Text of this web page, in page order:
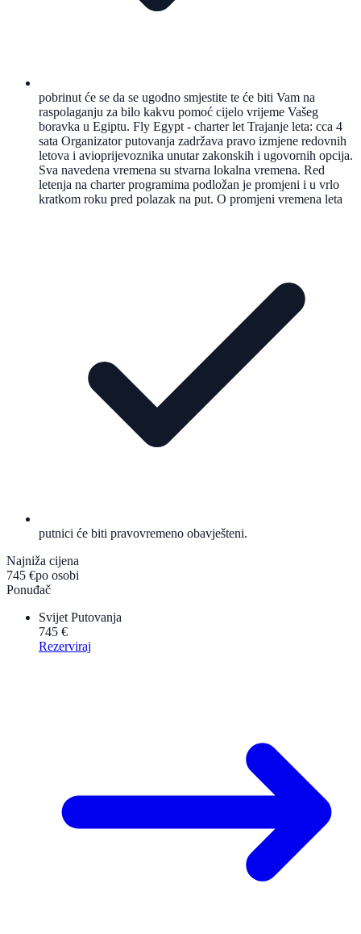
pobrinut će se da se ugodno smjestite te će biti Vam na
raspolaganju za bilo kakvu pomoć cijelo vrijeme Vašeg
boravka u Egiptu. Fly Egypt - charter let Trajanje leta: cca 4
sata Organizator putovanja zadržava pravo izmjene redovnih
letova i avioprijevoznika unutar zakonskih i ugovornih opcija.
Sva navedena vremena su stvarna lokalna vremena. Red
letenja na charter programima podložan je promjeni i u vrlo
kratkom roku pred polazak na put. O promjeni vremena leta
putnici će biti pravovremeno obavješteni.
Najniža cijena
745 €po osobi
Ponuđač
Svijet Putovanja
745 €
Rezerviraj